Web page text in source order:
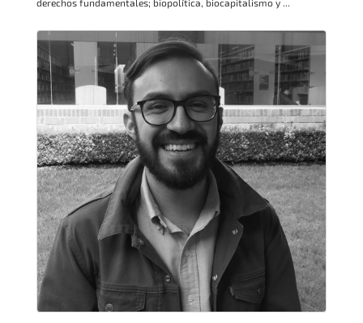
derechos fundamentales; biopolítica, biocapitalismo y ...